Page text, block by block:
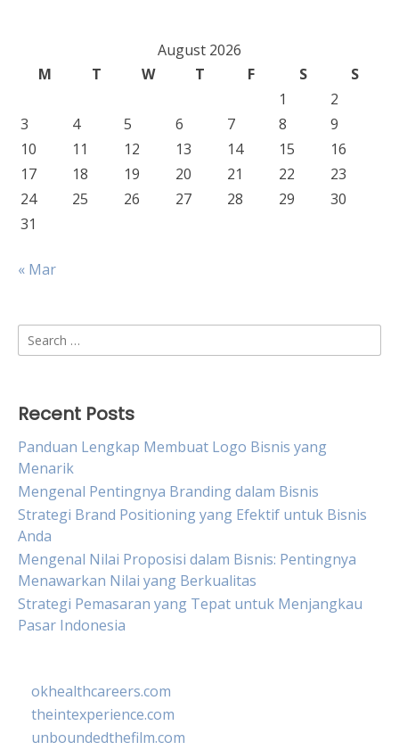
August 2026
M
T W T F S
S
1
2
3
4 5 6 7 8
9
10
11 12 13 14 15
16
17
18 19 20 21 22
23
24
25 26 27 28 29
30
31
« Mar
Search
for:
Recent Posts
Panduan Lengkap Membuat Logo Bisnis yang
Menarik
Mengenal Pentingnya Branding dalam Bisnis
Strategi Brand Positioning yang Efektif untuk Bisnis
Anda
Mengenal Nilai Proposisi dalam Bisnis: Pentingnya
Menawarkan Nilai yang Berkualitas
Strategi Pemasaran yang Tepat untuk Menjangkau
Pasar Indonesia
okhealthcareers.com
theintexperience.com
unboundedthefilm.com